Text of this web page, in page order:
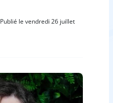
Publié le vendredi 26 juillet